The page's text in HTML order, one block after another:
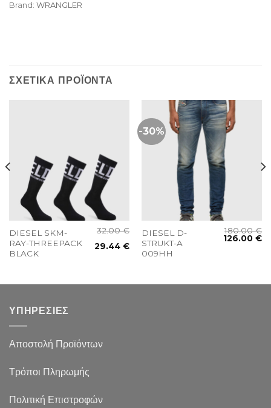
Brand: WRANGLER
ΣΧΕΤΙΚΆ ΠΡΟΪΌΝΤΑ
DIESEL SKM-
RAY-THREEPACK
BLACK
32.00€
29.44€
-30%
DIESEL D-
STRUKT-A
009HH
180.00€
126.00€
ΥΠΗΡΕΣΙΕΣ
Αποστολή Προϊόντων
Τρόποι Πληρωμής
Πολιτική Επιστροφών